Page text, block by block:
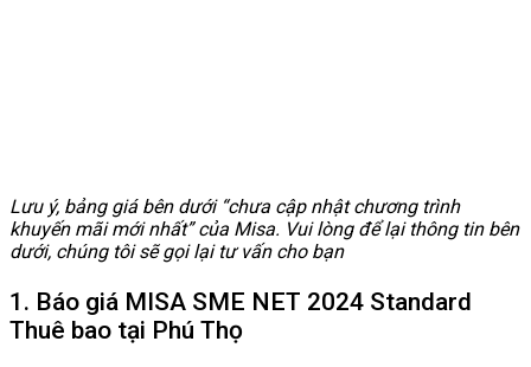
Lưu ý, bảng giá bên dưới “chưa cập nhật chương trình
khuyến mãi mới nhất” của Misa. Vui lòng để lại thông tin bên
dưới, chúng tôi sẽ gọi lại tư vấn cho bạn
1. Báo giá MISA SME NET 2024 Standard
Thuê bao tại Phú Thọ